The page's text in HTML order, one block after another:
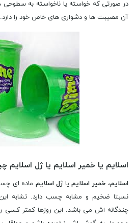
در صورتی که خواسته یا ناخواسته به
آن مصیبت ها و دشواری های خاص خود را دارد.
اسلایم یا خمیر اسلایم یا ژل
اسلایم، خمیر اسلایمیا ژل اسلایم ماده ای
نسبتا ضخیم و مشابه چسب دارد. تشابه
چندگانه اش می باشد. این روزها کمتر کسی